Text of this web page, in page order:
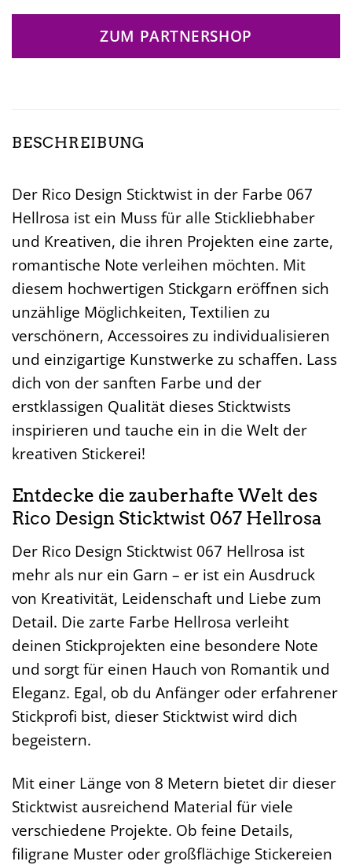
ZUM PARTNERSHOP
BESCHREIBUNG
Der Rico Design Sticktwist in der Farbe 067
Hellrosa ist ein Muss für alle Stickliebhaber
und Kreativen, die ihren Projekten eine zarte,
romantische Note verleihen möchten. Mit
diesem hochwertigen Stickgarn eröffnen sich
unzählige Möglichkeiten, Textilien zu
verschönern, Accessoires zu individualisieren
und einzigartige Kunstwerke zu schaffen. Lass
dich von der sanften Farbe und der
erstklassigen Qualität dieses Sticktwists
inspirieren und tauche ein in die Welt der
kreativen Stickerei!
Entdecke die zauberhafte Welt des
Rico Design Sticktwist 067 Hellrosa
Der Rico Design Sticktwist 067 Hellrosa ist
mehr als nur ein Garn – er ist ein Ausdruck
von Kreativität, Leidenschaft und Liebe zum
Detail. Die zarte Farbe Hellrosa verleiht
deinen Stickprojekten eine besondere Note
und sorgt für einen Hauch von Romantik und
Eleganz. Egal, ob du Anfänger oder erfahrener
Stickprofi bist, dieser Sticktwist wird dich
begeistern.
Mit einer Länge von 8 Metern bietet dir dieser
Sticktwist ausreichend Material für viele
verschiedene Projekte. Ob feine Details,
filigrane Muster oder großflächige Stickereien